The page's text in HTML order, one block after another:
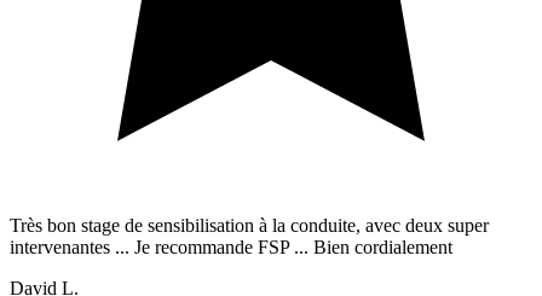
Très bon stage de sensibilisation à la conduite, avec deux super
intervenantes ... Je recommande FSP ... Bien cordialement
David L.